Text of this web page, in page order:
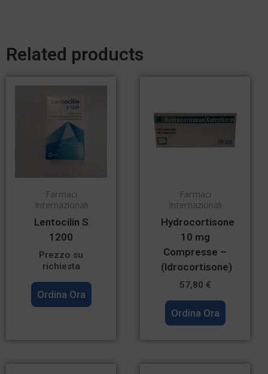
Related products
Farmaci
Internazionali
Lentocilin S
1200
Prezzo su
richiesta
Ordina Ora
Farmaci
Internazionali
Hydrocortisone
10 mg
Compresse –
(Idrocortisone)
57,80 €
Ordina Ora